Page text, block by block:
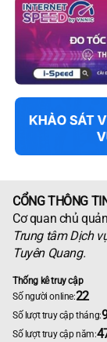
CỔNG THÔNG
Cơ quan chủ
Trung tâm Dịch
Tuyên Quang.
Thống kê truy cập
Số người online:22
Số lượt truy cập tháng:
Số lượt truy cập năm: